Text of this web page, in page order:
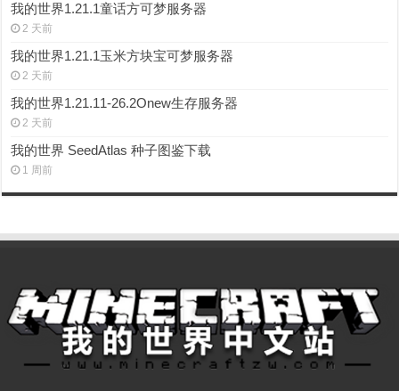
我的世界1.21.1童话方可梦服务器
2 天前
我的世界1.21.1玉米方块宝可梦服务器
2 天前
我的世界1.21.11-26.2Onew生存服务器
2 天前
我的世界 SeedAtlas 种子图鉴下载
1 周前